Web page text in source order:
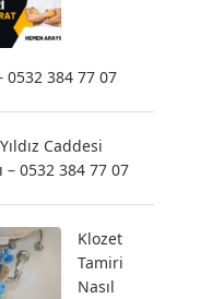
0532 384 77 07
Caddesi
– 0532 384 77 07
Klozet
Tamiri
Nasıl